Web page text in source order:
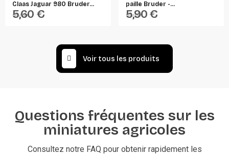
Claas Jaguar 980 Bruder...
BRUDER
5,60 €
paille Bruder -...
BRUDER
5,90 €
Voir tous les produits
Questions fréquentes sur les
miniatures agricoles
Consultez notre FAQ pour obtenir rapidement les